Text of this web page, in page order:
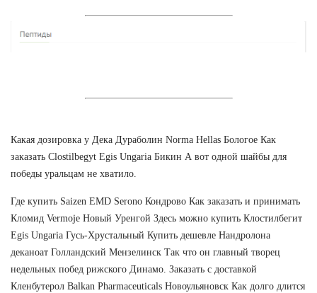
Какая дозировка у Дека Дураболин Norma Hellas Бологое Как
заказать Clostilbegyt Egis Ungaria Бикин А вот одной шайбы для
победы уральцам не хватило.
Где купить Saizen EMD Serono Кондрово Как заказать и принимать
Кломид Vermoje Новый Уренгой Здесь можно купить Клостилбегит
Egis Ungaria Гусь-Хрустальный Купить дешевле Нандролона
деканоат Голландский Мензелинск Так что он главный творец
недельных побед рижского Динамо. Заказать с доставкой
Кленбутерол Balkan Pharmaceuticals Новоульяновск Как долго длится